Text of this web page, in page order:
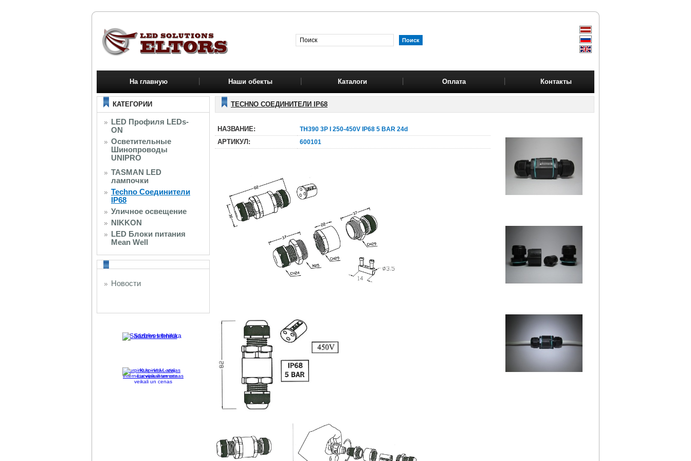
На главную Наши обекты Каталоги Оплата Контакты
КАТЕГОРИИ
LED Профиля LEDs-
ON
Осветительные
Шинопроводы
UNIPRO
TASMAN LED
лампочки
Techno Соединители
IP68
Уличное освещение
NIKKON
LED Блоки питания
Mean Well
Новости
Sadzīves tehnika
Kurpirkt.lv - visi Latvijas
interneta veikali un cenas
TECHNO СОЕДИНИТЕЛИ IP68
НАЗВАНИЕ: TH390 3P I 250-450V IP68 5 BAR 24d
АРТИКУЛ: 600101